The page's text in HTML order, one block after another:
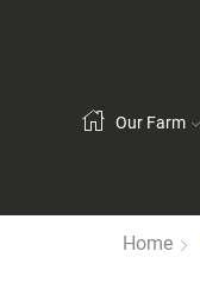
Our Farm
Home